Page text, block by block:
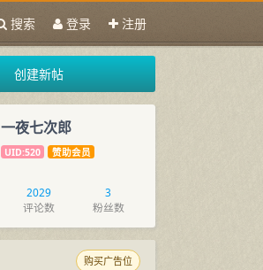
搜索 登录 注册
创建新帖
一夜七次郎
UID:520 赞助会员
2029
评论数
3
粉丝数
购买广告位